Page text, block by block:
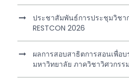
ประชาสัมพันธ์การประชุมวิชา
RESTCON 2026
ผลการสอบสาธิตการสอนเพื่อ
มหาวิทยาลัย ภาควิชาวิศวกรร